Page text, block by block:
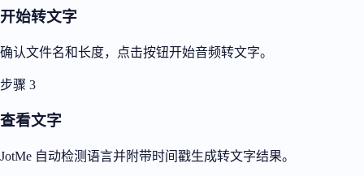
开始转文字
确认文件名和长度，点击按钮开始音频转文字。
步骤 3
查看文字
JotMe 自动检测语言并附带时间戳生成转文字结果。